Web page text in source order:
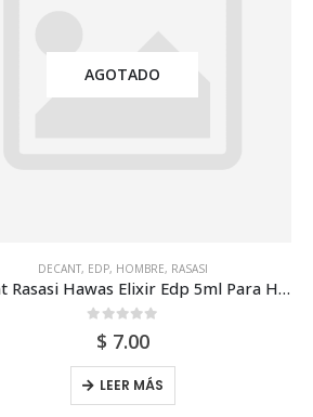
AGOTADO
DECANT, EDP, HOMBRE, RASASI
Decant Rasasi Hawas Elixir Edp 5ml Para Hombre
out of 5
$ 7.00
LEER MÁS